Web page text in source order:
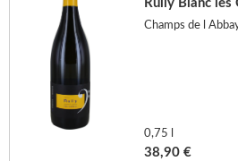
Rully Blanc les
Champs de l
0,75 l
38,90 €